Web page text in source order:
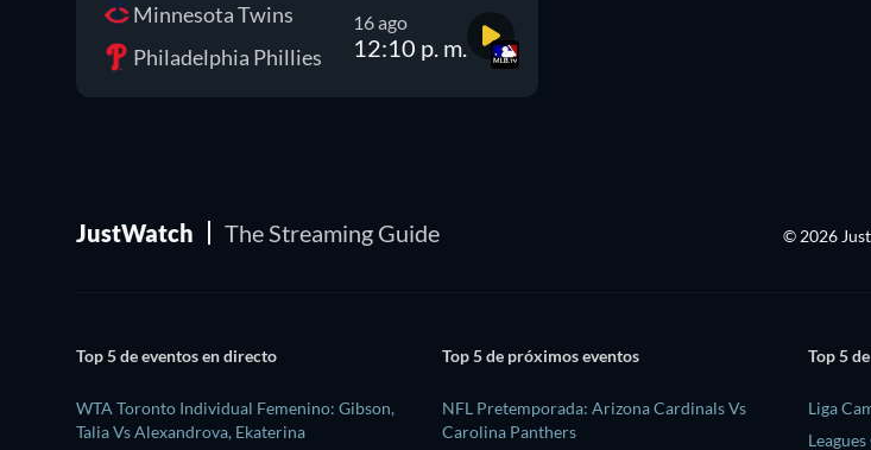
Minnesota Twins
Philadelphia Phillies
16 ago
12:10 p. m.
JustWatch The Streaming Guide © 2026
Top 5 de eventos en directo
WTA Toronto Individual Femenino: Gibson,
Talia Vs Alexandrova, Ekaterina
Top 5 de próximos eventos
NFL Pretemporada: Arizona Cardinals Vs
Carolina Panthers
Top 5
Liga